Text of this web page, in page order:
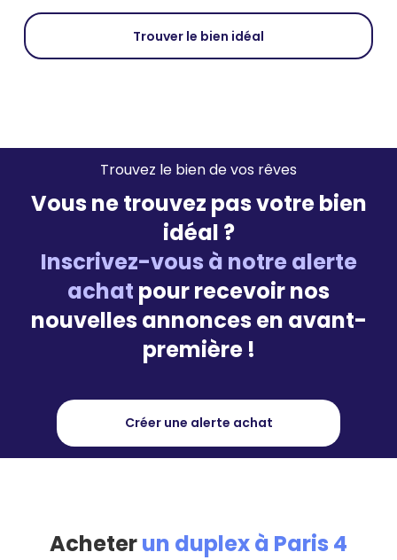
Trouver le bien idéal
Trouvez le bien de vos rêves
Vous ne trouvez pas votre bien
idéal ?
Inscrivez-vous à notre alerte
achat pour recevoir nos
nouvelles annonces en avant-
première !
Créer une alerte achat
Acheterun duplex à Paris 4